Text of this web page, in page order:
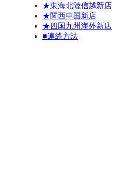
★東海北陸信越新店
★関西中国新店
★四国九州海外新店
■連絡方法